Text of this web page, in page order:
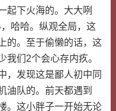
起下火海的。大大咧
哈哈。纵观全局，这
的。至于偷懒的话，这
我们2个会心存内疚。
，发现这是鄙人初中同
油队的。前天都遇到
。这小胖子一开始无论